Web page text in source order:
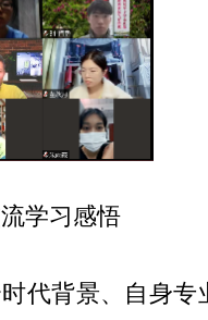
学习感悟
代背景、自身专